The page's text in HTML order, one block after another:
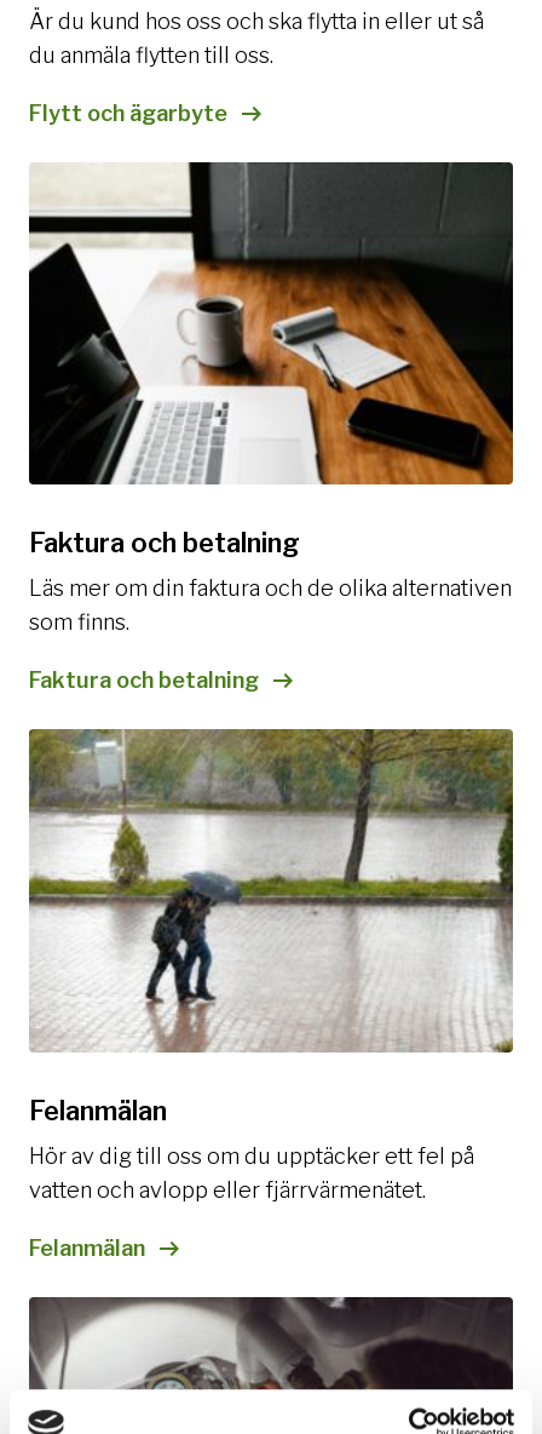
Är du kund hos oss och ska flytta in eller ut så
du anmäla flytten till oss.
Flytt och ägarbyte
Faktura och betalning
Läs mer om din faktura och de olika alternativen
som finns.
Faktura och betalning
Felanmälan
Hör av dig till oss om du upptäcker ett fel på
vatten och avlopp eller fjärrvärmenätet.
Felanmälan